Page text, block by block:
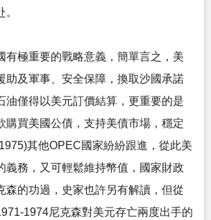
有極重要的戰略意義，簡單言之，美
助及軍事、安全保障，換取沙國承諾
油僅得以美元訂價結算，更重要的是
購買美國公債，支持美債市場，穩定
其他OPEC國家紛紛跟進，從此美
義務，又可輕鬆維持幣值，國家財政
森的功過，史家也許另有解讀，但從
1974尼克森對美元存亡兩度出手的